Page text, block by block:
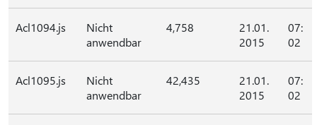
Acl1094.js
Nicht
anwendbar
4,758
21.01.
2015
07:
02
Acl1095.js
Nicht
anwendbar
42,435
21.01.
2015
07:
02